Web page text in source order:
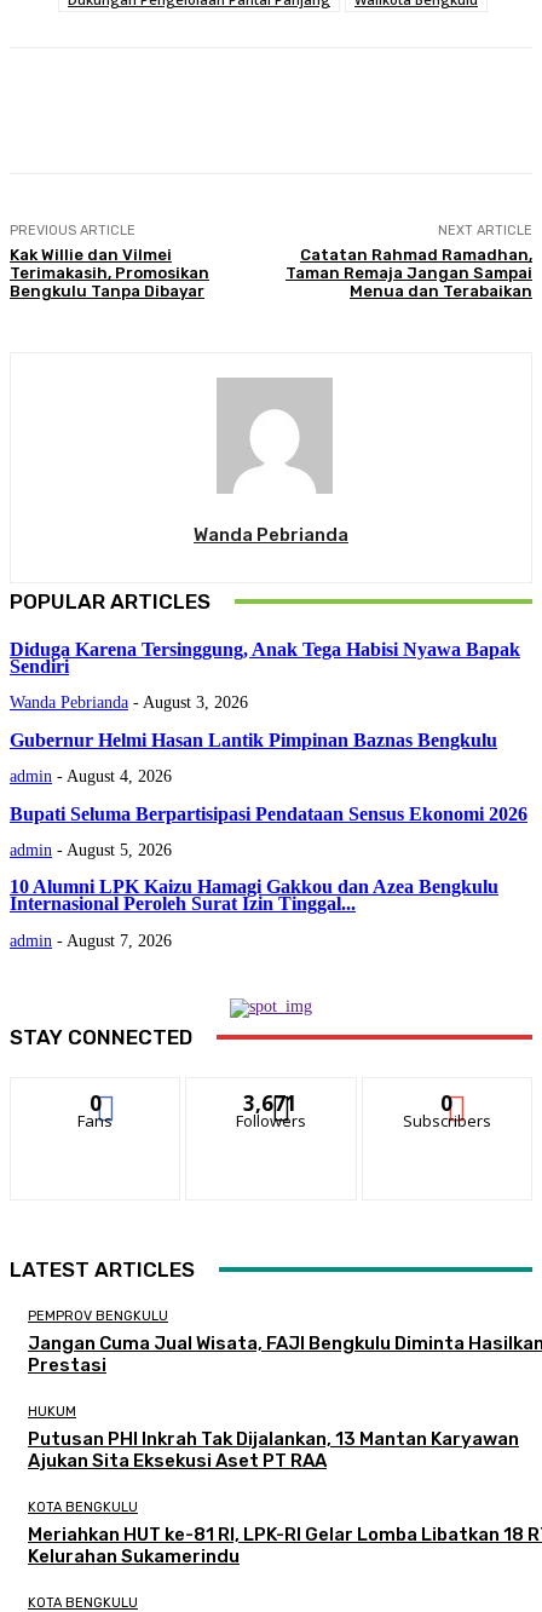
PREVIOUS ARTICLE
Kak Willie dan Vilmei
Terimakasih, Promosikan
Bengkulu Tanpa Dibayar
NEXT ARTICLE
Catatan Rahmad Ramadhan,
Taman Remaja Jangan Sampai
Menua dan Terabaikan
Wanda Pebrianda
POPULAR ARTICLES
Diduga Karena Tersinggung, Anak Tega Habisi Nyawa Bapak
Sendiri
Wanda Pebrianda - August 3, 2026
Gubernur Helmi Hasan Lantik Pimpinan Baznas Bengkulu
admin - August 4, 2026
Bupati Seluma Berpartisipasi Pendataan Sensus Ekonomi 2026
admin - August 5, 2026
‎10 Alumni LPK Kaizu Hamagi Gakkou dan Azea Bengkulu
Internasional Peroleh Surat Izin Tinggal...
admin - August 7, 2026
STAY CONNECTED
0
Fans
3,671
Followers
0
Subscribers
LATEST ARTICLES
PEMPROV BENGKULU
Jangan Cuma Jual Wisata, FAJI Bengkulu Diminta
Prestasi
HUKUM
Putusan PHI Inkrah Tak Dijalankan, 13 Mantan Karyawan
Ajukan Sita Eksekusi Aset PT RAA
KOTA BENGKULU
Meriahkan HUT ke-81 RI, LPK-RI Gelar Lomba Libatkan 18
Kelurahan Sukamerindu
KOTA BENGKULU